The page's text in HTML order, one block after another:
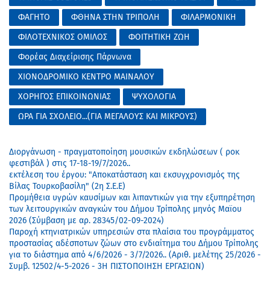
ΦΑΓΗΤΟ
ΦΘΗΝΑ ΣΤΗΝ ΤΡΙΠΟΛΗ
ΦΙΛΑΡΜΟΝΙΚΗ
ΦΙΛΟΤΕΧΝΙΚΟΣ ΟΜΙΛΟΣ
ΦΟΙΤΗΤΙΚΗ ΖΩΗ
Φορέας Διαχείρισης Πάρνωνα
ΧΙΟΝΟΔΡΟΜΙΚΟ ΚΕΝΤΡΟ ΜΑΙΝΑΛΟΥ
ΧΟΡΗΓΟΣ ΕΠΙΚΟΙΝΩΝΙΑΣ
ΨΥΧΟΛΟΓΙΑ
ΩΡΑ ΓΙΑ ΣΧΟΛΕΙΟ...(ΓΙΑ ΜΕΓΑΛΟΥΣ ΚΑΙ ΜΙΚΡΟΥΣ)
Διοργάνωση - πραγματοποίηση μουσικών εκδηλώσεων ( ροκ
φεστιβάλ ) στις 17-18-19/7/2026..
εκτέλεση του έργου: "Αποκατάσταση και εκσυγχρονισμός της
Βίλας Τουρκοβασίλη" (2η Σ.Ε.Ε)
Προμήθεια υγρών καυσίμων και λιπαντικών για την εξυπηρέτηση
των λειτουργικών αναγκών του Δήμου Τρίπολης μηνός Μαϊου
2026 (Σύμβαση με αρ. 28345/02-09-2024)
Παροχή κτηνιατρικών υπηρεσιών στα πλαίσια του προγράμματος
προστασίας αδέσποτων ζώων στο ενδιαίτημα του Δήμου Τρίπολης
για το διάστημα από 4/6/2026 - 3/7/2026.. (Αριθ. μελέτης 25/2026 -
Συμβ. 12502/4-5-2026 - 3Η ΠΙΣΤΟΠΟΙΗΣΗ ΕΡΓΑΣΙΩΝ)